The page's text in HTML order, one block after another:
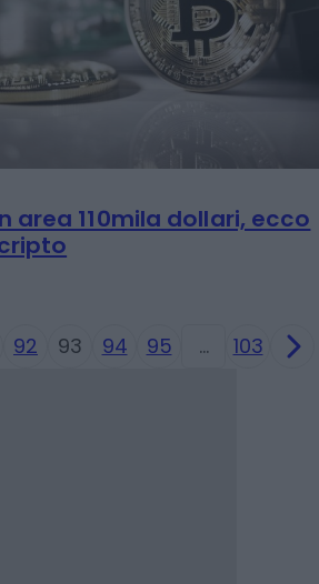
area 110mila dollari, ecco
92 93 94 95 … 103